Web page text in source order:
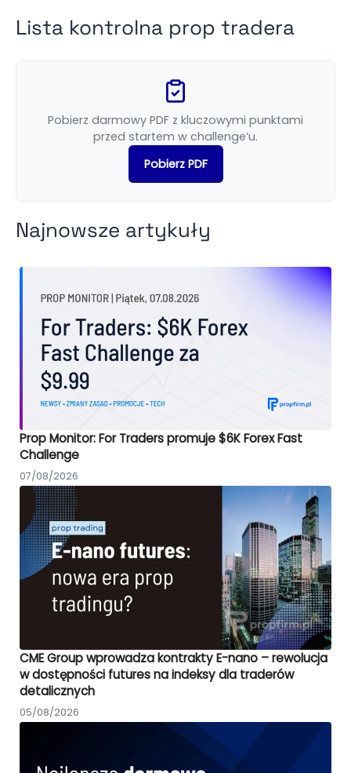
Lista kontrolna prop tradera
Pobierz darmowy PDF z kluczowymi punktami
przed startem w challenge’u.
Pobierz PDF
Najnowsze artykuły
Prop Monitor: For Traders promuje $6K Forex Fast
Challenge
07/08/2026
CME Group wprowadza kontrakty E-nano – rewolucja
w dostępności futures na indeksy dla traderów
detalicznych
05/08/2026